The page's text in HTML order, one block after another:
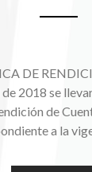
DE
2018 se
de
a la